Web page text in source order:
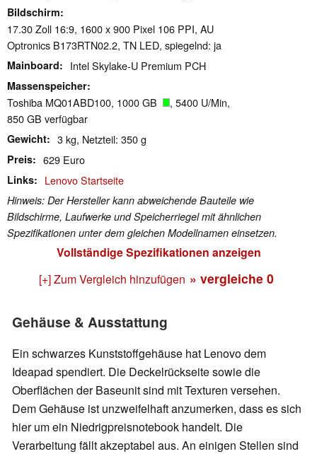
Bildschirm
17.30 Zoll 16:9, 1600 x 900 Pixel 106 PPI, AU
Optronics B173RTN02.2, TN LED, spiegelnd: ja
Mainboard Intel Skylake-U Premium PCH
Massenspeicher
Toshiba MQ01ABD100, 1000 GB
, 5400 U/Min,
850 GB verfügbar
Gewicht 3 kg, Netzteil: 350 g
Preis 629 Euro
Links Lenovo Startseite
Hinweis: Der Hersteller kann abweichende Bauteile wie
Bildschirme, Laufwerke und Speicherriegel mit ähnlichen
Spezifikationen unter dem gleichen Modellnamen einsetzen.
Vollständige Spezifikationen anzeigen
[+] Zum Vergleich hinzufügen » vergleiche 0
Gehäuse & Ausstattung
Ein schwarzes Kunststoffgehäuse hat Lenovo dem
Ideapad spendiert. Die Deckelrückseite sowie die
Oberflächen der Baseunit sind mit Texturen versehen.
Dem Gehäuse ist unzweifelhaft anzumerken, dass es sich
hier um ein Niedrigpreisnotebook handelt. Die
Verarbeitung fällt akzeptabel aus. An einigen Stellen sind